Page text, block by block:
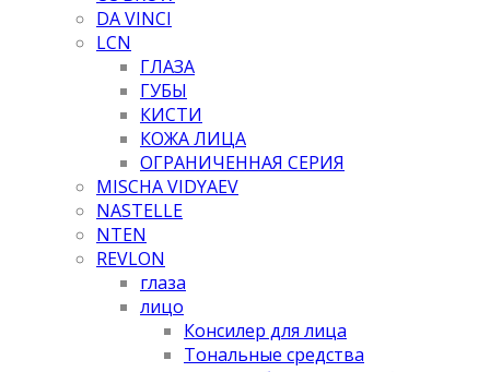
DA VINCI
LCN
ГЛАЗА
ГУБЫ
КИСТИ
КОЖА ЛИЦА
ОГРАНИЧЕННАЯ СЕРИЯ
MISCHA VIDYAEV
NASTELLE
NTEN
REVLON
глаза
лицо
Консилер для лица
Тональные средства